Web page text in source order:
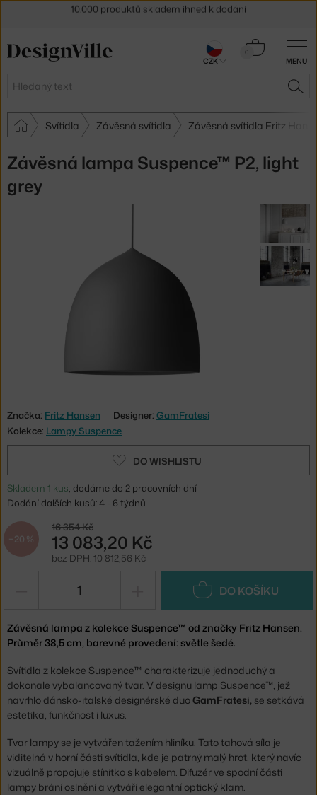
MENU
Hledat
0
Košík
Svítidla Závěsná svítidla Závěsná svítidla Fritz
Závěsná lampa Suspence™ P2, light
grey
Značka: Fritz Hansen Designer: GamFratesi
Kolekce: Lampy Suspence
DO WISHLISTU
Skladem 1 kus, dodáme do 2 pracovních dní
Dodání dalších kusů: 4 - 6 týdnů
−20 %
16 354 Kč
13 083,20 Kč
bez DPH: 10 812,56 Kč
DO KOŠÍKU
Závěsná lampa z kolekce Suspence™ od značky Fritz Hansen.
Průměr 38,5 cm, barevné provedení: světle šedé.
Svítidla z kolekce Suspence™ charakterizuje jednoduchý a
dokonale vybalancovaný tvar. V designu lamp Suspence™, jež
navrhlo dánsko-italské designérské duoGamFratesi, se setkává
estetika, funkčnost i luxus.
Tvar lampy se je vytvářen tažením hliníku. Tato tahová síla je
viditelná v horní části svítidla, kde je patrný malý hrot, který navíc
vizuálně propojuje stínítko s kabelem. Difuzér ve spodní části
lampy brání oslnění a vytváří elegantní optický klam.
30 dní na vrácení zboží
CZK